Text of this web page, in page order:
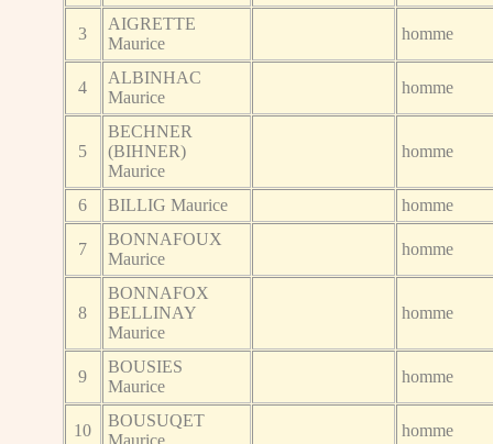
3
AIGRETTE
Maurice
homme
4
ALBINHAC
Maurice
homme
5
BECHNER
(BIHNER)
Maurice
homme
6 BILLIG Maurice homme
7
BONNAFOUX
Maurice
homme
8
BONNAFOX
BELLINAY
Maurice
homme
9
BOUSIES
Maurice
homme
10
BOUSUQET
Maurice
homme